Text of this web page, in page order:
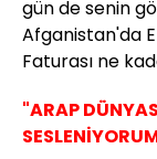
gün de senin
Afganistan'da
Faturası ne
"ARAP